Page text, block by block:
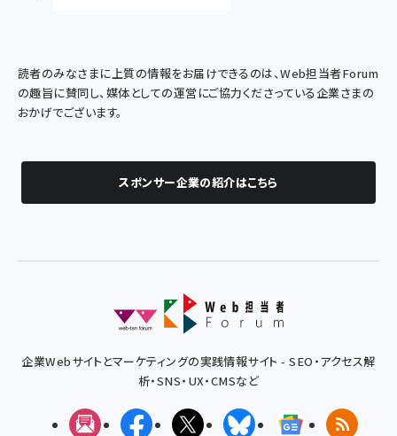
読者のみなさまに上質の情報をお届けできるのは、Web担当者Forum
の趣旨に賛同し、媒体としての運営にご協力くださっている企業さまの
おかげでございます。
スポンサー企業の紹介はこちら
企業Webサイトとマーケティングの実践情報サイト - SEO・アクセス解
析・SNS・UX・CMSなど
メルマガFacebookX(エックス)BlueskyGoogleニュ
RSS